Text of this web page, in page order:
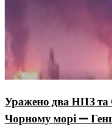
Уражено два НПЗ
Чорному морі —